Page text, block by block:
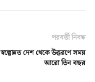
পরবর্তী নিবন্ধ
স্বল্পোন্নত দেশ থেকে উত্তরণে সময়
আরো তিন বছর